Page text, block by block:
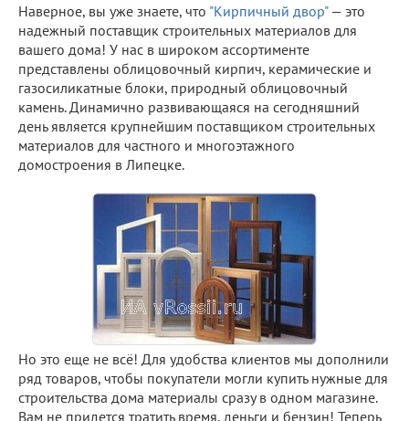
Наверное, вы уже знаете, что "Кирпичный двор"— это
надежный поставщик строительных материалов для
вашего дома! У нас в широком ассортименте
представлены облицовочный кирпич, керамические и
газосиликатные блоки, природный облицовочный
камень. Динамично развивающаяся на сегодняшний
день является крупнейшим поставщиком строительных
материалов для частного и многоэтажного
домостроения в Липецке.
Но это еще не всё! Для удобства клиентов мы дополнили
ряд товаров, чтобы покупатели могли купить нужные для
строительства дома материалы сразу в одном магазине.
Вам не придется тратить время, деньги и бензин! Теперь